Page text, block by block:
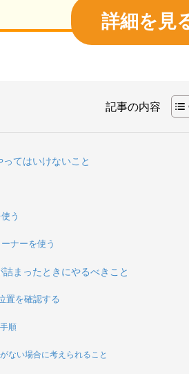
詳細を見
記事の内容
てはいけないこと
う
ナーを使う
まったときにやるべきこと
置を確認する
順
ない場合に考えられること